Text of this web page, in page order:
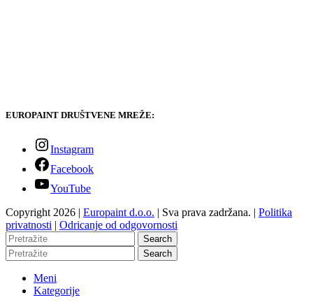
EUROPAINT DRUŠTVENE MREŽE:
Instagram
Facebook
YouTube
Copyright 2026 | Europaint d.o.o. | Sva prava zadržana. | Politika
privatnosti | Odricanje od odgovornosti
Search
Search
Meni
Kategorije